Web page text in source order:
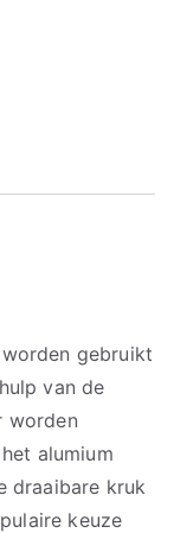
gebruikt
van de
worden
alumium
draaibare kruk
keuze